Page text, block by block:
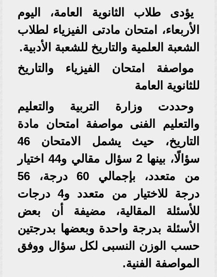
يؤدى طلاب الثانوية العامة، اليوم
الأربعاء، امتحان مادتى الفيزياء لطلاب
الشعبة العلمية والتاريخ للشعبة الأدبية.
مواصفة امتحان الفيزياء والتاريخ
للثانوية العامة
وحددت وزارة التربية والتعليم
والتعليم الفنى مواصفة امتحان مادة
التاريخ، حيث يشمل الامتحان 46
سؤالًا، بينها 2 سؤال مقالي و44 اختيار
من متعدد، بإجمالي 60 درجة، 56
درجة للاختيار من متعدد و4 درجات
للأسئلة المقالية، مضيفة أن بعض
الأسئلة بدرجة واحدة وبعضها بدرجتين
حسب الوزن النسبى لكل سؤال ووفق
المواصفة الفنية.